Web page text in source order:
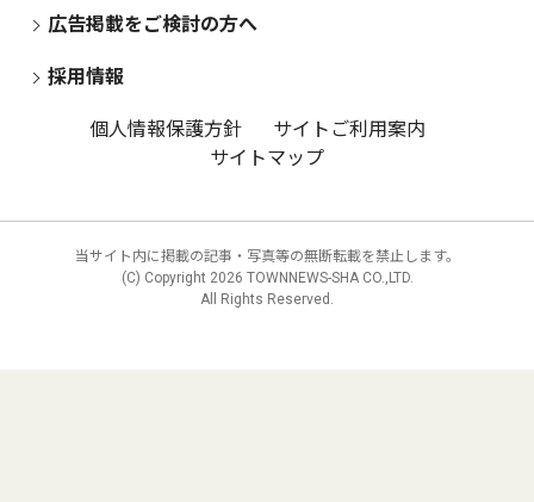
広告掲載をご検討の方へ
採用情報
個人情報保護方針
サイトご利用案内
サイトマップ
当サイト内に掲載の記事・写真等の無断転載を禁止します。
(C) Copyright 2026 TOWNNEWS-SHA CO.,LTD.
All Rights Reserved.